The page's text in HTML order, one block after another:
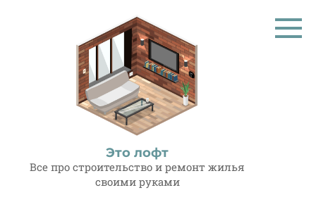
Это лофт
Все про строительство и ремонт жилья
своими руками